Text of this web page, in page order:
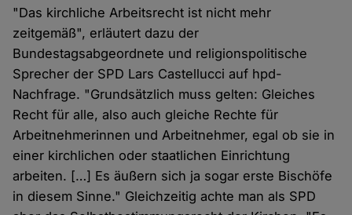
"Das kirchliche Arbeitsrecht ist nicht mehr
zeitgemäß", erläutert dazu der
Bundestagsabgeordnete und religionspolitische
Sprecher der SPD Lars Castellucci auf hpd-
Nachfrage. "Grundsätzlich muss gelten: Gleiches
Recht für alle, also auch gleiche Rechte für
Arbeitnehmerinnen und Arbeitnehmer, egal ob sie in
einer kirchlichen oder staatlichen Einrichtung
arbeiten. […] Es äußern sich ja sogar erste Bischöfe
in diesem Sinne." Gleichzeitig achte man als SPD